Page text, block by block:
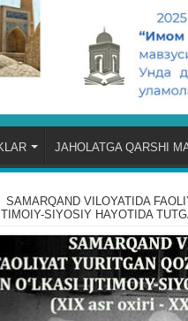
JAHOLATGA QARSHI
SAMARQAND VILOYATIDA
SIYOSIY HAYOTIDA